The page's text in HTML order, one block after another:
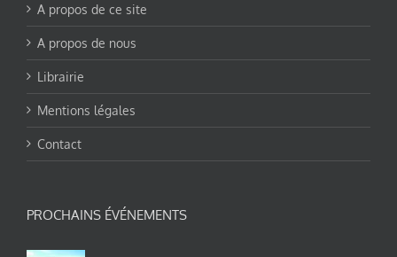
A propos de ce site
A propos de nous
Librairie
Mentions légales
Contact
PROCHAINS ÉVÉNEMENTS